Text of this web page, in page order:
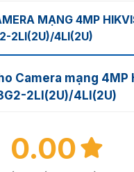
2.8 mm: FOV ngang 104°, FOV
chéo 122°
6 mm: FOV ngang 52°, FOV
chéo 61°
Cố định
MẠNG 4MP
2LI(2U)/4LI(2U)
Camera mạng 4MP
2LI(2U)/4LI(2U)
0.00